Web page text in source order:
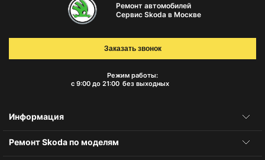
Ремонт автомобилей
Сервис Skoda в Москве
Режим работы:
с 9:00 до 21:00 без выходных
Заказать звонок
Информация
Ремонт Skoda по моделям